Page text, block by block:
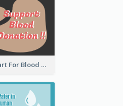
Syringe Clipart For Blood Donation